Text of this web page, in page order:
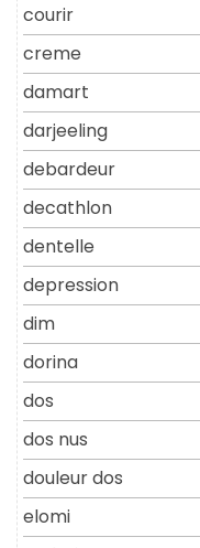
courir
creme
damart
darjeeling
debardeur
decathlon
dentelle
depression
dim
dorina
dos
dos nus
douleur dos
elomi